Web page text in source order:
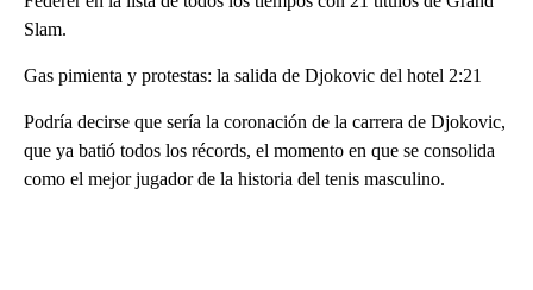
Slam.
Gas pimienta y protestas: la salida de Djokovic del hotel 2:21
Podría decirse que sería la coronación de la carrera de Djokovic,
que ya batió todos los récords, el momento en que se consolida
como el mejor jugador de la historia del tenis masculino.